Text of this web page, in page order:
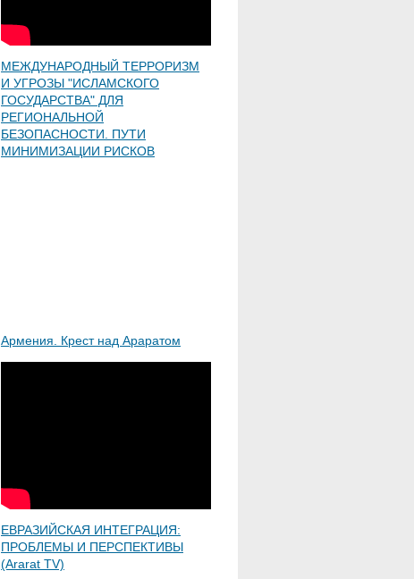
МЕЖДУНАРОДНЫЙ ТЕРРОРИЗМ
И УГРОЗЫ "ИСЛАМСКОГО
ГОСУДАРСТВА" ДЛЯ
РЕГИОНАЛЬНОЙ
БЕЗОПАСНОСТИ. ПУТИ
МИНИМИЗАЦИИ РИСКОВ
Армения. Крест над Араратом
ЕВРАЗИЙСКАЯ ИНТЕГРАЦИЯ:
ПРОБЛЕМЫ И ПЕРСПЕКТИВЫ
(Ararat TV)